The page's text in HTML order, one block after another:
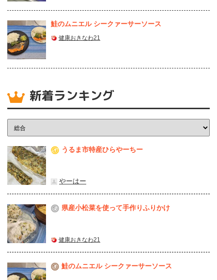
鮭のムニエル シークァーサーソース
健康おきなわ21
新着ランキング
1 うるま市特産ひらやーちー
やーはー
2 県産⼩松菜を使って⼿作りふりかけ
健康おきなわ21
3 鮭のムニエル シークァーサーソース